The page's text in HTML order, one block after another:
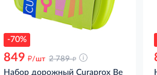
-70%
849 д/шт 2 789 д
Набор дорожный Curaprox Be